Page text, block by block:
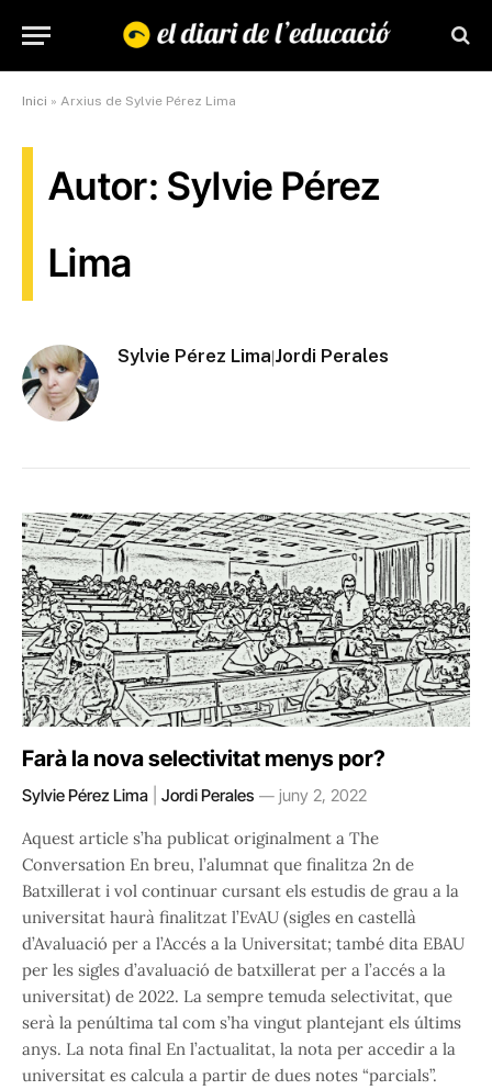
Inici » Arxius de Sylvie Pérez Lima
Autor: Sylvie Pérez
Lima
Sylvie Pérez Lima|Jordi Perales
Farà la nova selectivitat menys por?
Sylvie Pérez Lima Jordi Perales juny 2, 2022
Aquest article s’ha publicat originalment a The
Conversation En breu, l’alumnat que finalitza 2n de
Batxillerat i vol continuar cursant els estudis de grau a la
universitat haurà finalitzat l’EvAU (sigles en castellà
d’Avaluació per a l’Accés a la Universitat; també dita EBAU
per les sigles d’avaluació de batxillerat per a l’accés a la
universitat) de 2022. La sempre temuda selectivitat, que
serà la penúltima tal com s’ha vingut plantejant els últims
anys. La nota final En l’actualitat, la nota per accedir a la
universitat es calcula a partir de dues notes “parcials”.